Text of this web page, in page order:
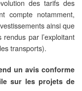
des tarifs des
compte notamment,
ainsi que
par l’exploitant
transports).
un avis conforme
sur les projets de